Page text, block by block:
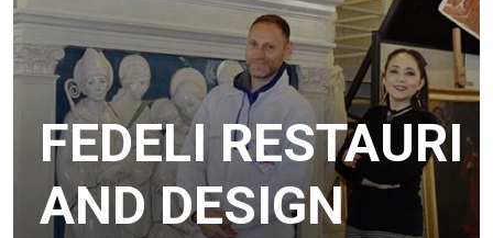
FEDELI RESTAURI
AND DESIGN